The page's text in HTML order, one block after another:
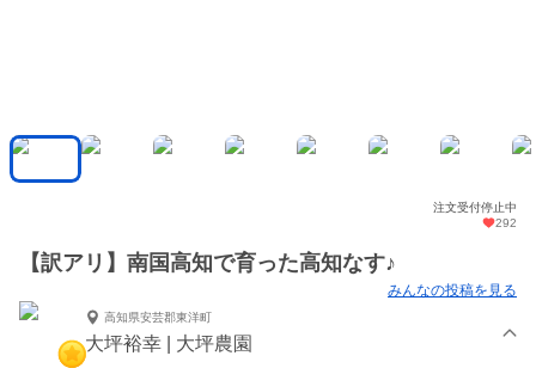
注文受付停止中
292
【訳アリ】南国高知で育った高知なす♪
みんなの投稿を見る
高知県安芸郡東洋町
大坪裕幸 | 大坪農園